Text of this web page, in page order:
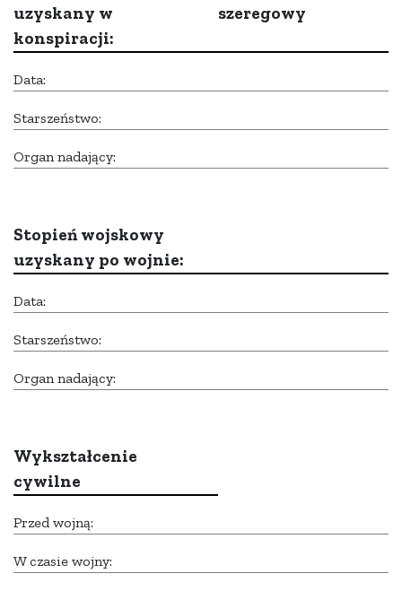
uzyskany w
konspiracji:
szeregowy
Data:
Starszeństwo:
Organ nadający:
Stopień wojskowy
uzyskany po wojnie:
Data:
Starszeństwo:
Organ nadający:
Wykształcenie
cywilne
Przed wojną:
W czasie wojny: